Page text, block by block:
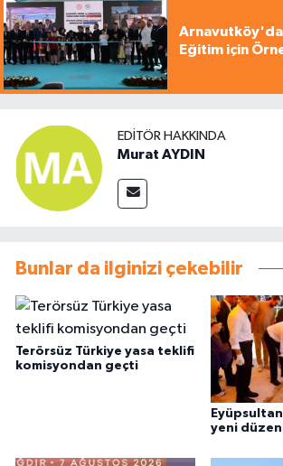
Eğitim için
EDITÖR HAKKINDA
Murat AYDIN
Bunlar da ilginizi çekebilir
Terörsüz Türkiye yasa teklifi
komisyondan geçti
yeni